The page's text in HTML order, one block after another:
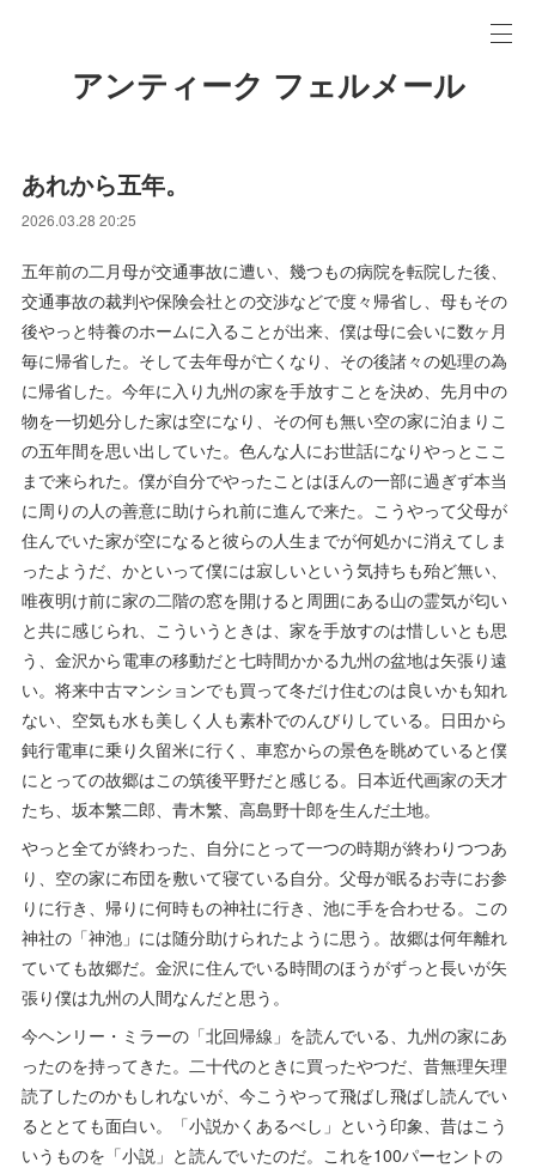
アンティーク フェルメール
あれから五年。
2026.03.28 20:25
五年前の二月母が交通事故に遭い、幾つもの病院を転院した後、
交通事故の裁判や保険会社との交渉などで度々帰省し、母もその
後やっと特養のホームに入ることが出来、僕は母に会いに数ヶ月
毎に帰省した。そして去年母が亡くなり、その後諸々の処理の為
に帰省した。今年に入り九州の家を手放すことを決め、先月中の
物を一切処分した家は空になり、その何も無い空の家に泊まりこ
の五年間を思い出していた。色んな人にお世話になりやっとここ
まで来られた。僕が自分でやったことはほんの一部に過ぎず本当
に周りの人の善意に助けられ前に進んで来た。こうやって父母が
住んでいた家が空になると彼らの人生までが何処かに消えてしま
ったようだ、かといって僕には寂しいという気持ちも殆ど無い、
唯夜明け前に家の二階の窓を開けると周囲にある山の霊気が匂い
と共に感じられ、こういうときは、家を手放すのは惜しいとも思
う、金沢から電車の移動だと七時間かかる九州の盆地は矢張り遠
い。将来中古マンションでも買って冬だけ住むのは良いかも知れ
ない、空気も水も美しく人も素朴でのんびりしている。日田から
鈍行電車に乗り久留米に行く、車窓からの景色を眺めていると僕
にとっての故郷はこの筑後平野だと感じる。日本近代画家の天才
たち、坂本繁二郎、青木繁、高島野十郎を生んだ土地。
やっと全てが終わった、自分にとって一つの時期が終わりつつあ
り、空の家に布団を敷いて寝ている自分。父母が眠るお寺にお参
りに行き、帰りに何時もの神社に行き、池に手を合わせる。この
神社の「神池」には随分助けられたように思う。故郷は何年離れ
ていても故郷だ。金沢に住んでいる時間のほうがずっと長いが矢
張り僕は九州の人間なんだと思う。
今ヘンリー・ミラーの「北回帰線」を読んでいる、九州の家にあ
ったのを持ってきた。二十代のときに買ったやつだ、昔無理矢理
読了したのかもしれないが、今こうやって飛ばし飛ばし読んでい
るととても面白い。「小説かくあるべし」という印象、昔はこう
いうものを「小説」と読んでいたのだ。これを100パーセントの